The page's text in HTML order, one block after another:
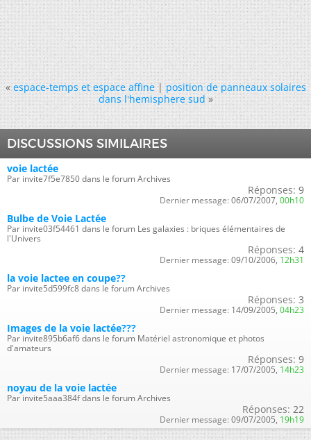
« espace-temps et espace affine|position de panneaux solaires
dans l'hemisphere sud »
DISCUSSIONS SIMILAIRES
voie lactée
Par invite7f5e7850 dans le forum Archives
Réponses: 9
Dernier message: 06/07/2007, 00h10
Bulbe de Voie Lactée
Par invite03f54461 dans le forum Les galaxies : briques élémentaires de
l'Univers
Réponses: 4
Dernier message: 09/10/2006, 12h31
la voie lactee en coupe??
Par invite5d599fc8 dans le forum Archives
Réponses: 3
Dernier message: 14/09/2005, 04h23
Images de la voie lactée???
Par invite895b6af6 dans le forum Matériel astronomique et photos
d'amateurs
Réponses: 9
Dernier message: 17/07/2005, 14h23
noyau de la voie lactée
Par invite5aaa384f dans le forum Archives
Réponses: 22
Dernier message: 09/07/2005, 19h19